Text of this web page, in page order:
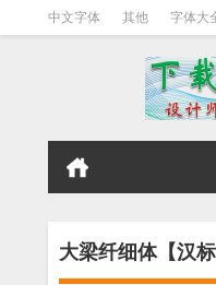
中文字体 其他 字体大
大梁纤细体【汉标